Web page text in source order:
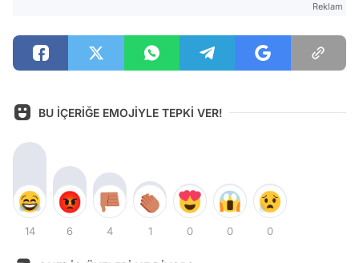
Reklam
BU İÇERİĞE EMOJİYLE TEPKİ VER!
14 6 4 1 0 0 0